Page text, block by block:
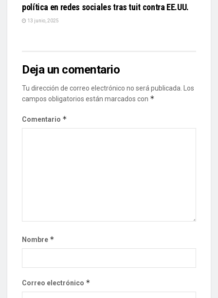
política en redes sociales tras tuit contra EE.UU.
13 junio, 2025
Deja un comentario
Tu dirección de correo electrónico no será publicada. Los
campos obligatorios están marcados con *
Comentario *
Nombre *
Correo electrónico *